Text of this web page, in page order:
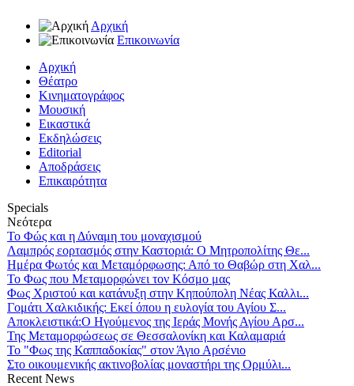
Αρχική
Επικοινωνία
Αρχική
Θέατρο
Κινηματογράφος
Μουσική
Εικαστικά
Εκδηλώσεις
Editorial
Αποδράσεις
Επικαιρότητα
Specials
Νεότερα
Το Φώς και η Δύναμη του μοναχισμού
Λαμπρός εορτασμός στην Καστοριά: Ο Μητροπολίτης Θε...
Ημέρα Φωτός και Μεταμόρφωσης: Από το Θαβώρ στη Χαλ...
Το Φως που Μεταμορφώνει τον Κόσμο μας
Φως Χριστού και κατάνυξη στην Κηπούπολη Νέας Καλλι...
Γομάτι Χαλκιδικής: Εκεί όπου η ευλογία του Αγίου Σ...
Αποκλειστικά:Ο Ηγούμενος της Ιεράς Μονής Αγίου Αρσ...
Της Μεταμορφώσεως σε Θεσσαλονίκη και Καλαμαριά
Το "Φως της Καππαδοκίας" στον Άγιο Αρσένιο
Στο οικουμενικής ακτινοβολίας μοναστήρι της Ορμύλι...
Recent News